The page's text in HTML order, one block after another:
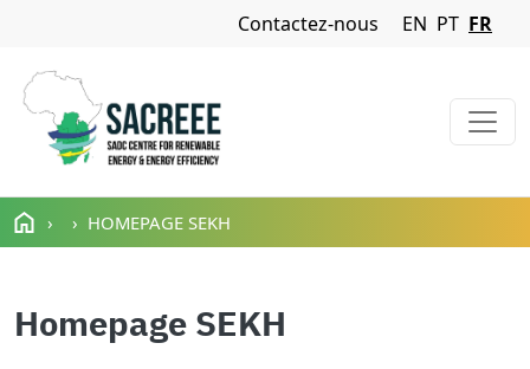
Aller au contenu principal
Navigation Menu
Contactez-nous EN PT FR
HOMEPAGE SEKH
Homepage SEKH